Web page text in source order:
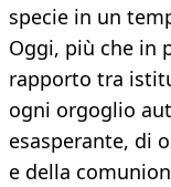
specie in un
Oggi, più che in
rapporto tra
ogni orgoglio
esasperante, di
e della